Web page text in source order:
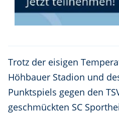
Trotz der eisigen
Höhbauer Stadion und
Punktspiels gegen den
geschmückten SC